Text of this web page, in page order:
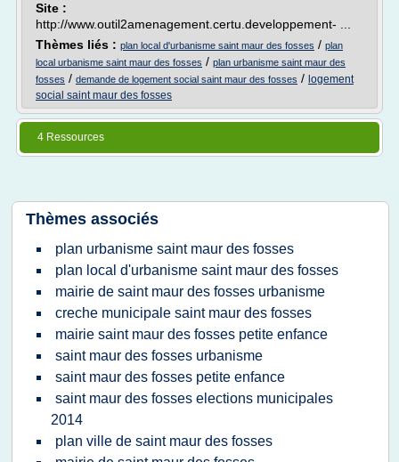
Site :
http://www.outil2amenagement.certu.developpement- ...
Thèmes liés : plan local d'urbanisme saint maur des fosses / plan
local urbanisme saint maur des fosses / plan urbanisme saint maur des
fosses / demande de logement social saint maur des fosses / logement
social saint maur des fosses
4 Ressources
Thèmes associés
plan urbanisme saint maur des fosses
plan local d'urbanisme saint maur des fosses
mairie de saint maur des fosses urbanisme
creche municipale saint maur des fosses
mairie saint maur des fosses petite enfance
saint maur des fosses urbanisme
saint maur des fosses petite enfance
saint maur des fosses elections municipales
2014
plan ville de saint maur des fosses